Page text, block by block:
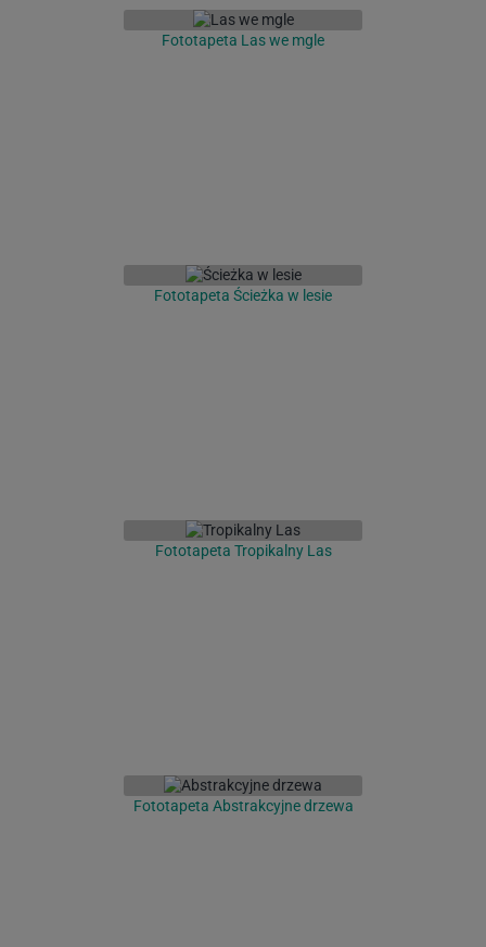
Fototapeta Las we mgle
Fototapeta Ścieżka w lesie
Fototapeta Tropikalny Las
Fototapeta Abstrakcyjne drzewa